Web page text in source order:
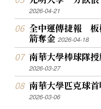
2026-04-21
全中運傳捷報 板
箭奪金2026-04-18
南華大學棒球隊
2026-03-27
南華大學匹克球
2026-03-06